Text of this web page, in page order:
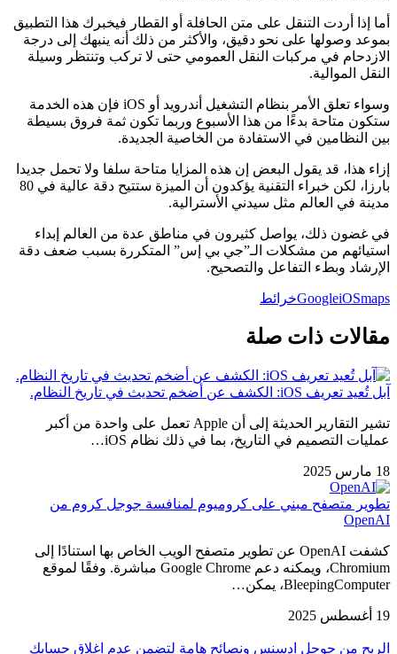
أما إذا أردت التنقل على متن الحافلة أو القطار فيخبرك هذا التطبيق
بموعد وصولها على نحو دقيق، والأكثر من ذلك أنه ينبهك إلى درجة
الازدحام في مركبات النقل العمومي حتى لا تركب وتنتظر وسيلة
النقل الموالية.
وسواء تعلق الأمر بنظام التشغيل أندرويد أو iOS فإن هذه الخدمة
ستكون متاحة بدءًا من هذا الأسبوع وربما تكون ثمة فروق بسيطة
بين النظامين في الاستفادة من الخاصية الجديدة.
إزاء هذا، قد يقول البعض إن هذه المزايا متاحة سلفا ولا تحمل جديدا
بارزا، لكن خبراء التقنية يؤكدون أن الميزة ستتيح دقة عالية في 80
مدينة في العالم مثل سيدني الأسترالية.
في غضون ذلك، يواصل كثيرون في مناطق عدة من العالم إبداء
استيائهم من مشكلات الـ”جي بي إس” المتكررة بسبب ضعف دقة
الإرشاد وبطء التفاعل والتصحيح.
GoogleiOSmaps خرائط
مقالات ذات صلة
آبل تُعيد تعريف iOS: الكشف عن أضخم تحديث في تاريخ النظام.
تشير التقارير الحديثة إلى أن Apple تعمل على واحدة من أكبر
عمليات التصميم في التاريخ، بما في ذلك نظام iOS…
18 مارس 2025
تطوير متصفح مبني على كروميوم لمنافسة جوجل كروم من
OpenAI
كشفت OpenAI عن تطوير متصفح الويب الخاص بها استنادًا إلى
Chromium، ويمكنه دعم Google Chrome مباشرة. وفقًا لموقع
BleepingComputer، يمكن…
19 أغسطس 2025
الربح من جوجل ادسنس ونصائح هامة لتضمن عدم اغلاق حسابك